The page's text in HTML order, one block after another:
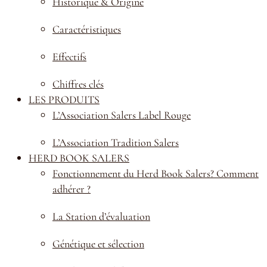
Caractéristiques
Effectifs
Chiffres clés
LES PRODUITS
L’Association Salers Label Rouge
L’Association Tradition Salers
HERD BOOK SALERS
Fonctionnement du Herd Book Salers? Comment
adhérer ?
La Station d’évaluation
Génétique et sélection
Prénom
Nom*
Téléphone*